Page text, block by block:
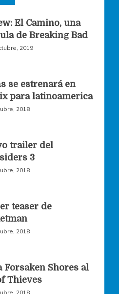
t
t
r
El Camino, una
de Breaking Bad
2019
se estrenará en
para latinoamerica
2018
trailer del
3
2018
teaser de
2018
Forsaken Shores al
Thieves
2018